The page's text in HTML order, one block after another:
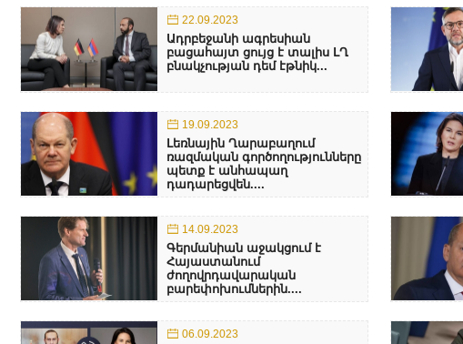
22.09.2023
Ադրբեջանի ագրեսիան
բացահայտ ցույց է տալիս ԼՂ
բնակչության դեմ էթնիկ...
19.09.2023
Լեռնային Ղարաբաղում
ռազմական գործողությունները
պետք է անհապաղ
դադարեցվեն....
14.09.2023
Գերմանիան աջակցում է
Հայաստանում
ժողովրդավարական
բարեփոխումներին....
06.09.2023